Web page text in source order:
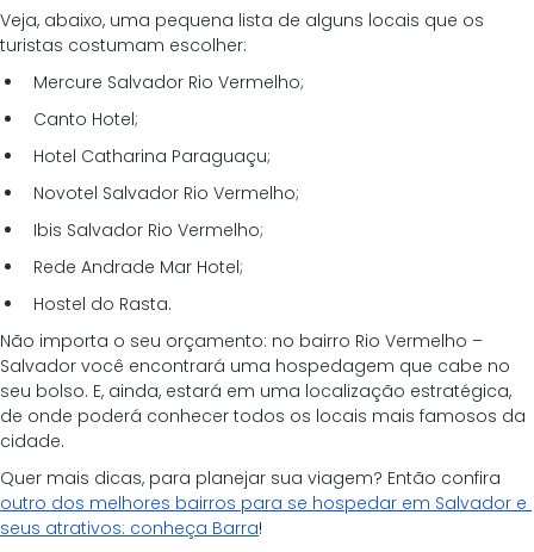
Veja, abaixo, uma pequena lista de alguns locais que os
turistas costumam escolher:
Mercure Salvador Rio Vermelho;
Canto Hotel;
Hotel Catharina Paraguaçu;
Novotel Salvador Rio Vermelho;
Ibis Salvador Rio Vermelho;
Rede Andrade Mar Hotel;
Hostel do Rasta.
Não importa o seu orçamento: no bairro Rio Vermelho –
Salvador você encontrará uma hospedagem que cabe no
seu bolso. E, ainda, estará em uma localização estratégica,
de onde poderá conhecer todos os locais mais famosos da
cidade.
Quer mais dicas, para planejar sua viagem? Então confira
outro dos melhores bairros para se hospedar em Salvador e
seus atrativos: conheça Barra!